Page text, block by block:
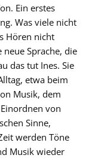
Ein erstes
Was viele nicht
Hören nicht
Sprache, die
das tut Ines. Sie
etwa beim
Musik, dem
von
Sinne,
werden Töne
Musik wieder